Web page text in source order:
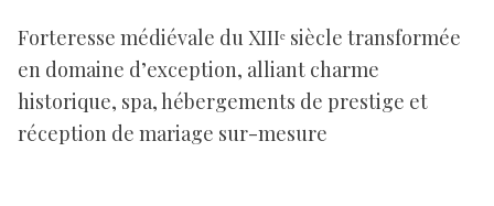
Forteresse médiévale du XIIIᵉ siècle transformée
en domaine d’exception, alliant charme
historique, spa, hébergements de prestige et
réception de mariage sur-mesure